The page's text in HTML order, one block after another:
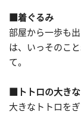
■着ぐるみ
部屋から一歩も
は、いっそのこ
て。
■トトロの大き
大きなトトロを